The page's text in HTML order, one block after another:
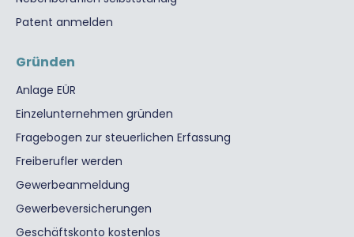
Patent anmelden
Gründen
Anlage EÜR
Einzelunternehmen gründen
Fragebogen zur steuerlichen Erfassung
Freiberufler werden
Gewerbeanmeldung
Gewerbeversicherungen
Geschäftskonto kostenlos